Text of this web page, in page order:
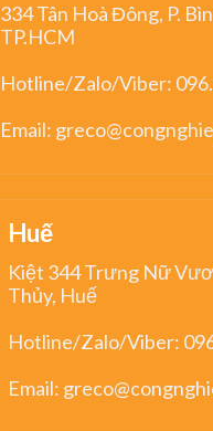
334 Tân Hoà Đông, P.
TP.HCM
Hotline/Zalo/Viber:
Email:
Huế
Kiệt 344 Trưng Nữ
Thủy, Huế
Hotline/Zalo/Viber:
Email: